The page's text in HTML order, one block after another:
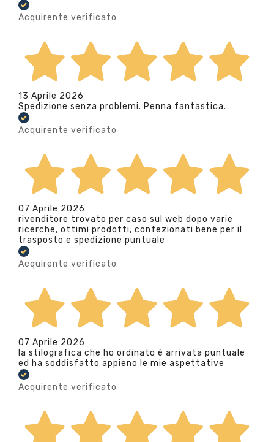
Acquirente verificato
13 Aprile 2026
Spedizione senza problemi. Penna fantastica.
Acquirente verificato
07 Aprile 2026
rivenditore trovato per caso sul web dopo varie
ricerche, ottimi prodotti, confezionati bene per il
trasposto e spedizione puntuale
Acquirente verificato
07 Aprile 2026
la stilografica che ho ordinato è arrivata puntuale
ed ha soddisfatto appieno le mie aspettative
Acquirente verificato